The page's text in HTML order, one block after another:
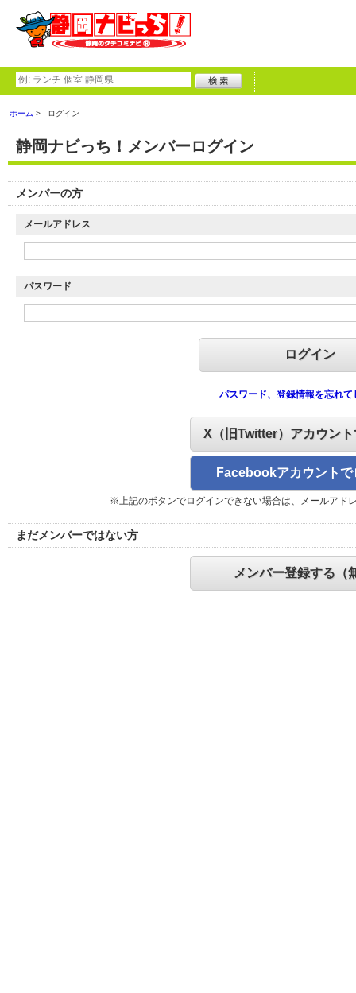
ホーム ログイン
静岡ナビっち！メンバーログイン
メンバーの方
メールアドレス
パスワード
パスワード、登録情報を忘れて
X（旧Twitter）アカウン
Facebookアカウントで
※上記のボタンでログインできない場合は、メールアド
まだメンバーではない方
メンバー登録する（